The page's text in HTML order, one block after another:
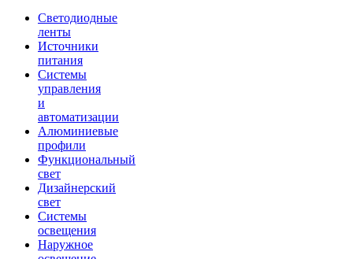
Светодиодные
ленты
Источники
питания
Системы
управления
и
автоматизации
Алюминиевые
профили
Функциональный
свет
Дизайнерский
свет
Системы
освещения
Наружное